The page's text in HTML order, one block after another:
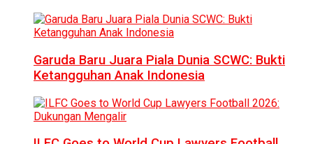
Garuda Baru Juara Piala Dunia SCWC: Bukti
Ketangguhan Anak Indonesia